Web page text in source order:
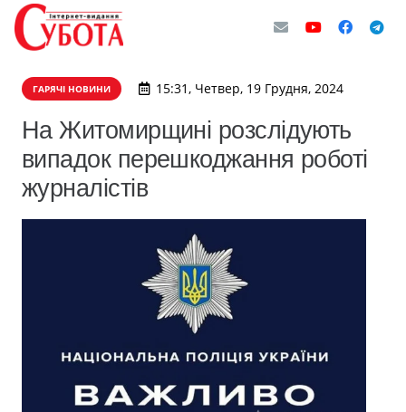
ГАРЯЧІ НОВИНИ 15:31, Четвер, 19 Грудня, 2024
На Житомирщині розслідують
випадок перешкоджання роботі
журналістів